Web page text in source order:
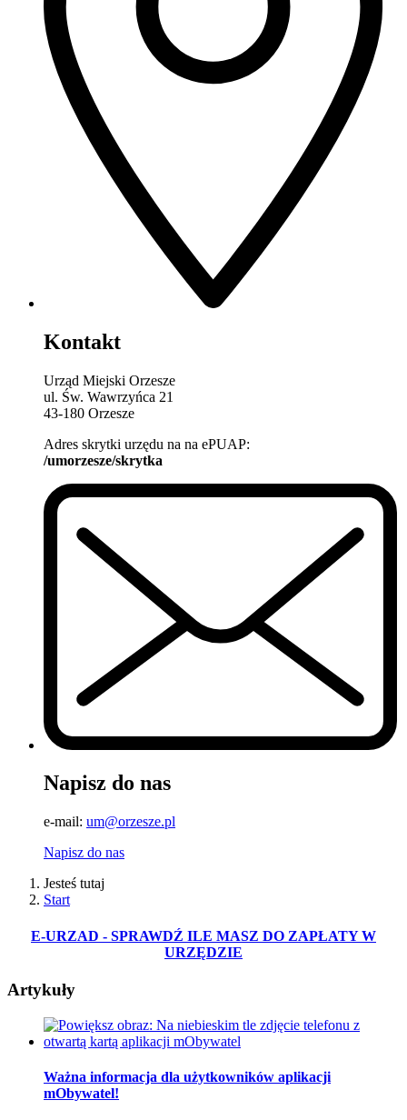
Kontakt
Urząd Miejski Orzesze
ul. Św. Wawrzyńca 21
43-180 Orzesze
Adres skrytki urzędu na na ePUAP:
/umorzesze/skrytka
Napisz do nas
e-mail: um@orzesze.pl
Napisz do nas
Jesteś tutaj
Start
E-URZAD - SPRAWDŹ ILE MASZ DO ZAPŁATY W
URZĘDZIE
Artykuły
Ważna informacja dla użytkowników aplikacji
mObywatel!